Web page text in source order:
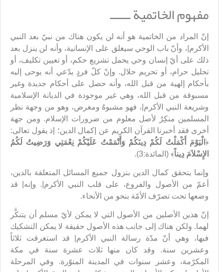
مفهوم الخاتمية ــــــ
إنّ المراد من الخاتمية هو أنه لن يكون هناك من نبيّ بعد النبي
الأكرم|، وأنّ باب الوحي سيغلق على الإنسانية، وأنه لن ينزل بعد
ذلك على أيّ إنسان وحي يحمل تشريع حكم، أو تعيين تكليف، أو
تحليل حرام، أو تحريم حلال. وإنّ كلّ فردٍ يدّعي أنه يوحى إليه
بأحكام إلهية من قبل الله، وأنه حصل على أحكام جديدة وغير
مسبوقة من قبل الله، وهي غير موجودة في الديانة الإسلامية
وشريعة النبي الأكرم|، فهو مشبوهٌ ومغرض، وهو من وجهة نظر
المسلمين منكِرٌ لأصل معلوم من ضرورات الإسلام. ومن جهة
أخرى فقد أخبرنا القرآن الكريم عن إكمال الدين؛ إذ يقول تعالى:
﴿ الْيَوْمَ أَكْمَلْتُ لَكُمْ دِينَكُمْ وَأَتْمَمْتُ عَلَيْكُمْ نِعْمَتِي وَرَضِيتُ لَكُمُ
الإِسْلاَمَ دِيناً﴾ (المائدة:3).
وإنما يتحقق كمال الدين بنزول جميع المسائل المتعلقة بالدين،
أعمّ من الأصول والفروع، على قلب النبي الأكرم|. وإنه| قد
وضعها تحت تصرّف الأمّة بنحو من الأنحاء.
إنّ هذين الأصلين من الأصول التي لا يمكن لأيّ مسلم أن يتنكَّر
لهما. ولكن هناك إلى جانب هذه الأصول حقيقة لا يمكن التشكيك
فيها، وهي أنّ مدّة رسالة النبي الأكرم| قد استغرقت ثلاثاً
وعشرين سنة. وقد كان منها ثلاث عشرة سنة في مكة
المكرّمة، وعشر سنوات في المدينة المنوّرة. وفي المرحلة